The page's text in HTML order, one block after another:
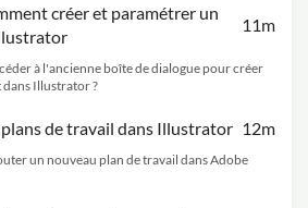
créer et paramétrer un
11m
à l'ancienne boîte de dialogue pour créer
Illustrator ?
plans de travail dans Illustrator 12m
un nouveau plan de travail dans Adobe